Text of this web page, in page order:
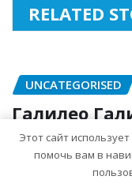
RELATED
UNCATEGORISED
Галилео
ученый и
биография,
Этот сайт
помочь вам в